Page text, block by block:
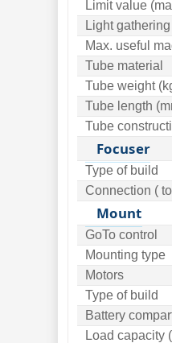
Komponenty
Pozorovací
Binokulární
dalekohledy
Dálkoměry a
vidění
Mikroskopy
Příslušenství
mikroskopů
Meteostanice
Foto stativy
Ostatní 179
Bazar 11
Limit value
Light
Max. useful
Tube material
Tube weight
Tube length
Tube
Focuser
Type of build
Connection (
Mount
GoTo control
Mounting type
Motors
Type of build
Battery
Load capacity